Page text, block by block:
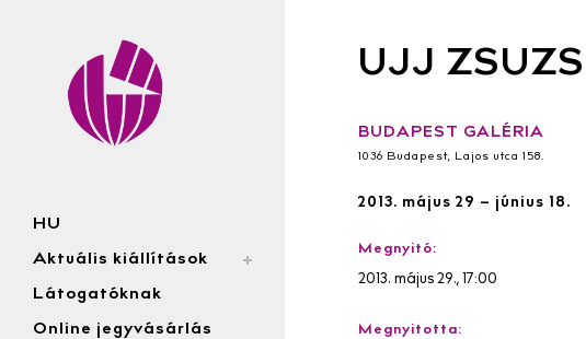
HU
Aktuális kiállítások
Látogatóknak
Online jegyvásárlás
UJJ
BUDAPEST GALÉRIA
1036 Budapest, Lajos utca 158.
2013. május 29 – június 18.
Megnyitó:
2013. május 29., 17:00
Megnyitotta: